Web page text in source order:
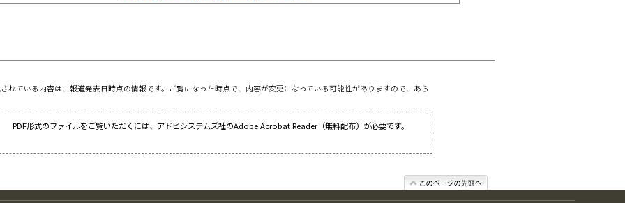
れている内容は、報道発表日時点の情報です。ご覧になった時点で、内容が変更になっている可能性がありますので、あら
PDF形式のファイルをご覧いただくには、アドビシステムズ社のAdobe Acrobat Reader（無料配布）が必要です。